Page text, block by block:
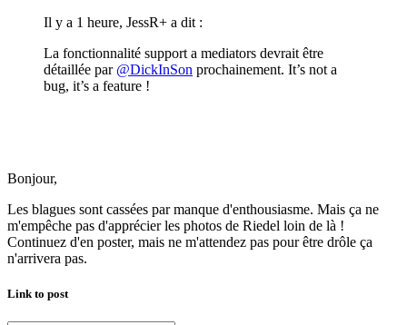
Il y a 1 heure, JessR+ a dit :
La fonctionnalité support a mediators devrait être
détaillée par @DickInSon prochainement. It’s not a
bug, it’s a feature !
Bonjour,
Les blagues sont cassées par manque d'enthousiasme. Mais ça ne
m'empêche pas d'apprécier les photos de Riedel loin de là !
Continuez d'en poster, mais ne m'attendez pas pour être drôle ça
n'arrivera pas.
Link to post